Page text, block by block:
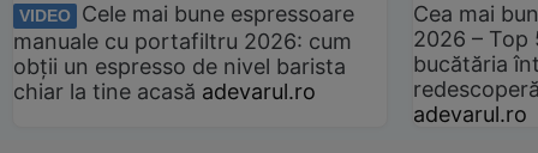
VIDEO
Cele mai bune espressoare
manuale cu portafiltru 2026: cum
obții un espresso de nivel barista
chiar la tine acasă adevarul.ro
Cea mai
2026 –
bucătăria
adevarul.ro